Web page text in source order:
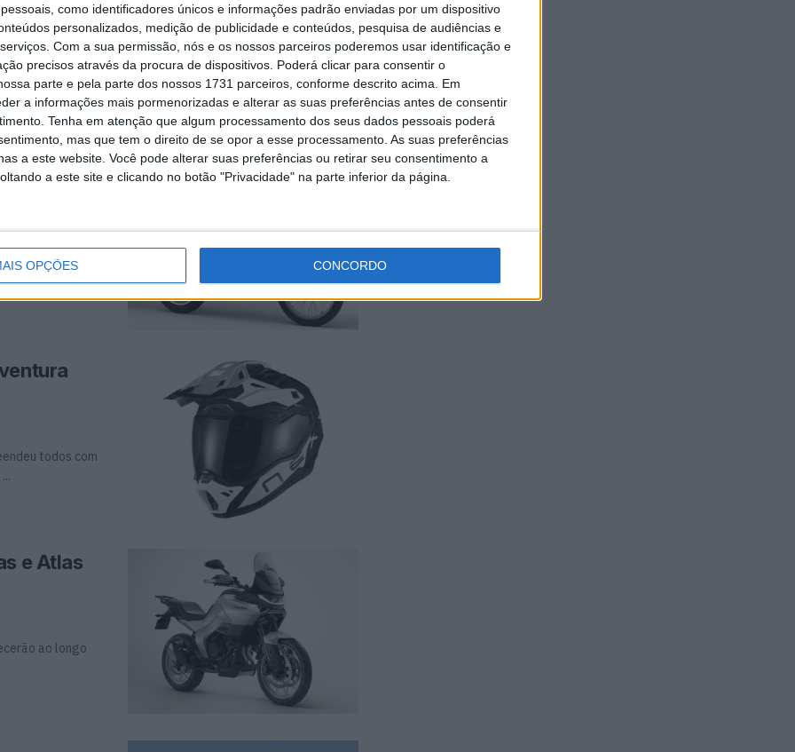
como identificadores únicos e informações padrão enviadas por um dispositivo
personalizados, medição de publicidade e conteúdos, pesquisa de audiências e
Com a sua permissão, nós e os nossos parceiros poderemos usar identificação e
precisos através da procura de dispositivos. Poderá clicar para consentir o
parte e pela parte dos nossos 1731 parceiros, conforme descrito acima. Em
a informações mais pormenorizadas e alterar as suas preferências antes de consentir
Tenha em atenção que algum processamento dos seus dados pessoais poderá
mas que tem o direito de se opor a esse processamento. As suas preferências
a este website. Você pode alterar suas preferências ou retirar seu consentimento a
a este site e clicando no botão "Privacidade" na parte inferior da página.
OPÇÕES CONCORDO
Year) foi
...
a regressar As
todos com
e Atlas
ao longo